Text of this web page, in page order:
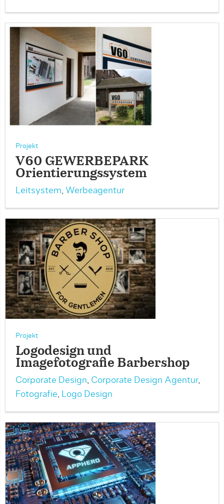
Projekt
V60 GEWERBEPARK
Orientierungssystem
Leitsystem, Werbeagentur
Projekt
Logodesign und
Imagefotografie Barbershop
Corporate Design, Corporate Design Agentur,
Fotografie, Logo Design